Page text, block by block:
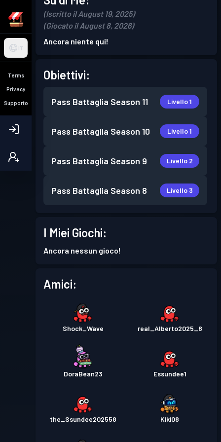
IT
Terms
Privacy
Supporto
(Iscritto il August 19, 2025)
(Giocato il August 8, 2026)
Ancora niente qui!
Obiettivi:
Pass Battaglia Season 11 Livello 1
Pass Battaglia Season 10 Livello 1
Pass Battaglia Season 9 Livello 2
Pass Battaglia Season 8 Livello 3
I Miei Giochi:
Ancora nessun gioco!
Amici:
Shock_Wave real_Alberto2025_8
DoraBean23 Essundee1
the_Ssundee202558 Kiki08